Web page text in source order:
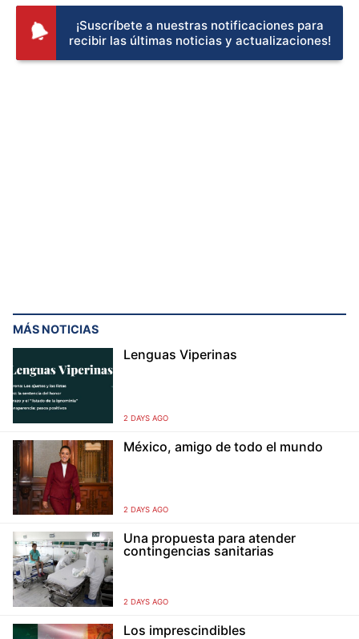
¡Suscríbete a nuestras notificaciones para
recibir las últimas noticias y actualizaciones!
MÁS NOTICIAS
Lenguas Viperinas
2 DAYS AGO
México, amigo de todo el mundo
2 DAYS AGO
Una propuesta para atender
contingencias sanitarias
2 DAYS AGO
Los imprescindibles